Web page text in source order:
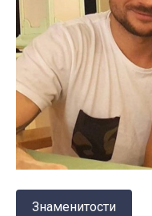
Знаменитости